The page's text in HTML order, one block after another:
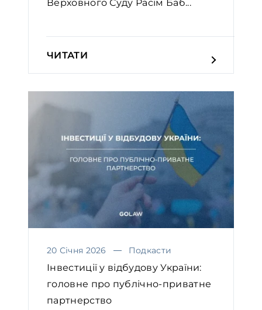
Верховного Суду Расім Баб...
ЧИТАТИ
20 Січня 2026 Подкасти
Інвестиції у відбудову України:
головне про публічно-приватне
партнерство￼